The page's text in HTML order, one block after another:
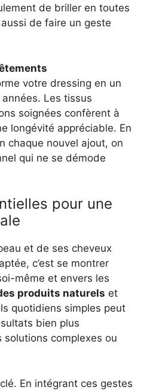
de briller en toutes
de faire un geste
votre dressing en un
Les tissus
soignées confèrent à
longévité appréciable. En
chaque nouvel ajout, on
qui ne se démode
pour une
et de ses cheveux
c’est se montrer
même et envers les
produits naturels et
quotidiens simples peut
bien plus
complexes ou
En intégrant ces gestes